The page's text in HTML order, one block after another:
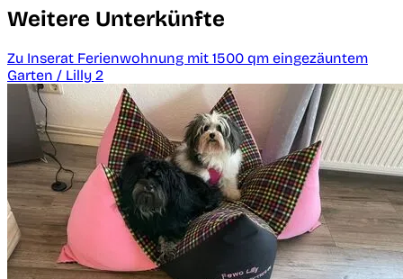
Weitere Unterkünfte
Zu Inserat Ferienwohnung mit 1500 qm eingezäuntem
Garten / Lilly 2